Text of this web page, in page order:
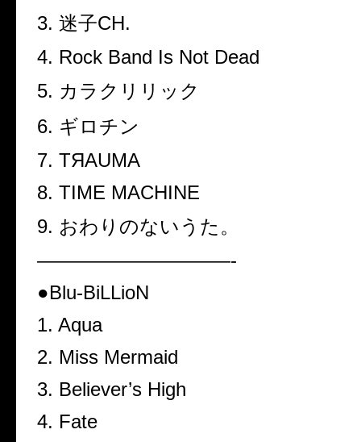
3. 迷子CH.
4. Rock Band Is Not Dead
5. カラクリリック
6. ギロチン
7. TЯAUMA
8. TIME MACHINE
9. おわりのないうた。
——————————-
●Blu-BiLLioN
1. Aqua
2. Miss Mermaid
3. Believer’s High
4. Fate